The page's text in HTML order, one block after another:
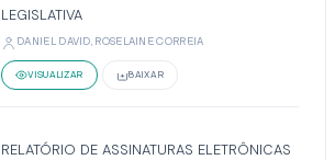
LEGISLATIVA
DANIEL DAVID, ROSELAINE CORREIA
VISUALIZAR BAIXAR
RELATÓRIO DE ASSINATURAS ELETRÔNICAS